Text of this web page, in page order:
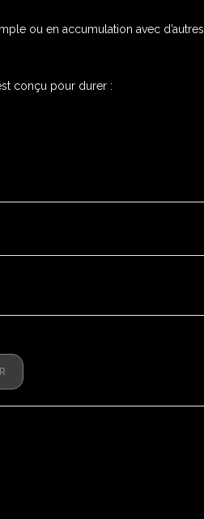
ou en accumulation avec d’autres
conçu pour durer :